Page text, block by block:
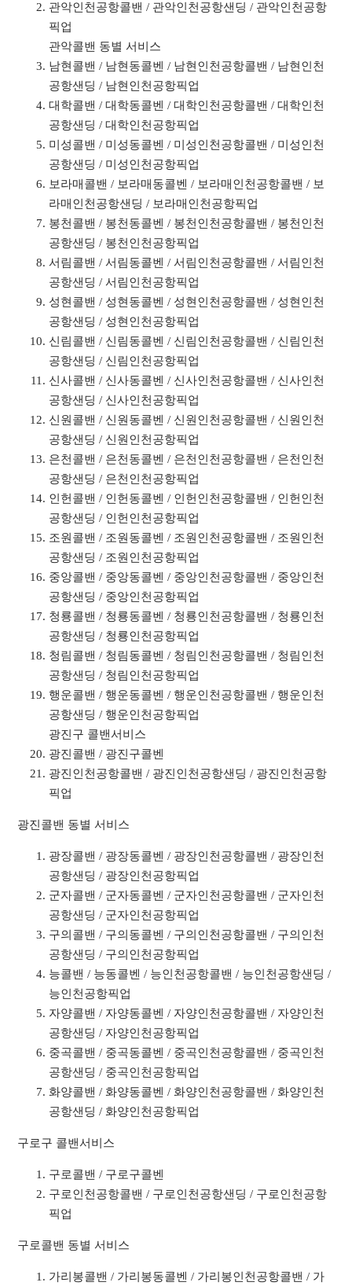
관악인천공항콜밴 / 관악인천공항샌딩 / 관악인천공항
픽업
관악콜밴 동별 서비스
남현콜밴 / 남현동콜벤 / 남현인천공항콜밴 / 남현인천
공항샌딩 / 남현인천공항픽업
대학콜밴 / 대학동콜벤 / 대학인천공항콜밴 / 대학인천
공항샌딩 / 대학인천공항픽업
미성콜밴 / 미성동콜벤 / 미성인천공항콜밴 / 미성인천
공항샌딩 / 미성인천공항픽업
보라매콜밴 / 보라매동콜벤 / 보라매인천공항콜밴 / 보
라매인천공항샌딩 / 보라매인천공항픽업
봉천콜밴 / 봉천동콜벤 / 봉천인천공항콜밴 / 봉천인천
공항샌딩 / 봉천인천공항픽업
서림콜밴 / 서림동콜벤 / 서림인천공항콜밴 / 서림인천
공항샌딩 / 서림인천공항픽업
성현콜밴 / 성현동콜벤 / 성현인천공항콜밴 / 성현인천
공항샌딩 / 성현인천공항픽업
신림콜밴 / 신림동콜벤 / 신림인천공항콜밴 / 신림인천
공항샌딩 / 신림인천공항픽업
신사콜밴 / 신사동콜벤 / 신사인천공항콜밴 / 신사인천
공항샌딩 / 신사인천공항픽업
신원콜밴 / 신원동콜벤 / 신원인천공항콜밴 / 신원인천
공항샌딩 / 신원인천공항픽업
은천콜밴 / 은천동콜벤 / 은천인천공항콜밴 / 은천인천
공항샌딩 / 은천인천공항픽업
인헌콜밴 / 인헌동콜벤 / 인헌인천공항콜밴 / 인헌인천
공항샌딩 / 인헌인천공항픽업
조원콜밴 / 조원동콜벤 / 조원인천공항콜밴 / 조원인천
공항샌딩 / 조원인천공항픽업
중앙콜밴 / 중앙동콜벤 / 중앙인천공항콜밴 / 중앙인천
공항샌딩 / 중앙인천공항픽업
청룡콜밴 / 청룡동콜벤 / 청룡인천공항콜밴 / 청룡인천
공항샌딩 / 청룡인천공항픽업
청림콜밴 / 청림동콜벤 / 청림인천공항콜밴 / 청림인천
공항샌딩 / 청림인천공항픽업
행운콜밴 / 행운동콜벤 / 행운인천공항콜밴 / 행운인천
공항샌딩 / 행운인천공항픽업
광진구 콜밴서비스
광진콜밴 / 광진구콜벤
광진인천공항콜밴 / 광진인천공항샌딩 / 광진인천공항
픽업
광진콜밴 동별 서비스
광장콜밴 / 광장동콜벤 / 광장인천공항콜밴 / 광장인천
공항샌딩 / 광장인천공항픽업
군자콜밴 / 군자동콜벤 / 군자인천공항콜밴 / 군자인천
공항샌딩 / 군자인천공항픽업
구의콜밴 / 구의동콜벤 / 구의인천공항콜밴 / 구의인천
공항샌딩 / 구의인천공항픽업
능콜밴 / 능동콜벤 / 능인천공항콜밴 / 능인천공항샌딩 /
능인천공항픽업
자양콜밴 / 자양동콜벤 / 자양인천공항콜밴 / 자양인천
공항샌딩 / 자양인천공항픽업
중곡콜밴 / 중곡동콜벤 / 중곡인천공항콜밴 / 중곡인천
공항샌딩 / 중곡인천공항픽업
화양콜밴 / 화양동콜벤 / 화양인천공항콜밴 / 화양인천
공항샌딩 / 화양인천공항픽업
구로구 콜밴서비스
구로콜밴 / 구로구콜벤
구로인천공항콜밴 / 구로인천공항샌딩 / 구로인천공항
픽업
구로콜밴 동별 서비스
가리봉콜밴 / 가리봉동콜벤 / 가리봉인천공항콜밴 / 가